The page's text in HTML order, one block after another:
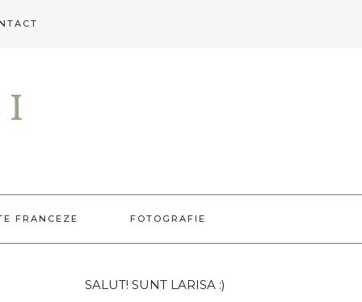
FRANCEZE FOTOGRAFIE
SALUT! SUNT LARISA :)